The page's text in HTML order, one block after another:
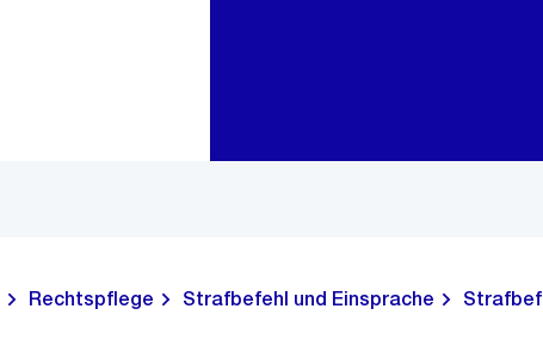
Rechtspflege Strafbefehl und Einsprache